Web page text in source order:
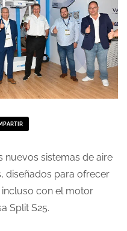
nuevos sistemas de aire
diseñados para ofrecer
con el motor
Split S25.